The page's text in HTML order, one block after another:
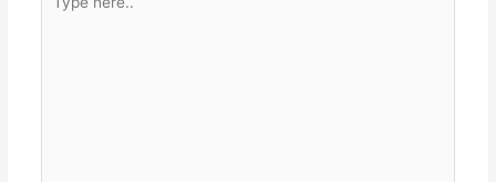
here..